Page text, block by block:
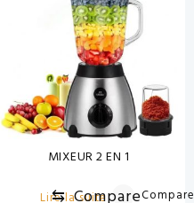
MIXEUR 2 EN 1
Lire la suite
⇆ Compare